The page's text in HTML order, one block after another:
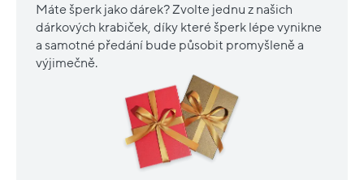
Máte šperk jako dárek? Zvolte jednu z našich
dárkových krabiček, díky které šperk lépe vynikne
a samotné předání bude působit promyšleně a
výjimečně.